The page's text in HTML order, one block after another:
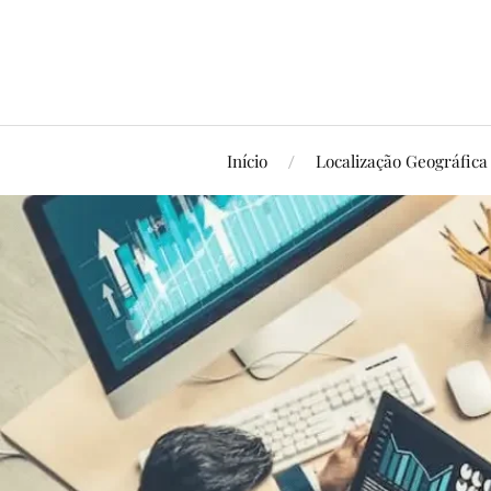
Início Localização Geográfica